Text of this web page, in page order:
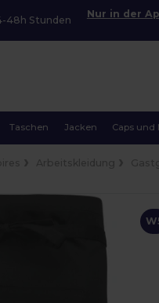
48h Stunden
Nur in der
Taschen Jacken Caps und